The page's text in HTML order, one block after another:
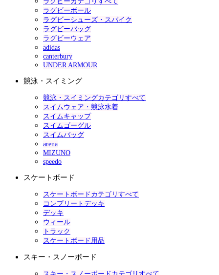
ラグビーボール
ラグビーシューズ・スパイク
ラグビーバッグ
ラグビーウェア
adidas
canterbury
UNDER ARMOUR
競泳・スイミング
競泳・スイミングカテゴリすべて
スイムウェア・競泳水着
スイムキャップ
スイムゴーグル
スイムバッグ
arena
MIZUNO
speedo
スケートボード
スケートボードカテゴリすべて
コンプリートデッキ
デッキ
ウィール
トラック
スケートボード用品
スキー・スノーボード